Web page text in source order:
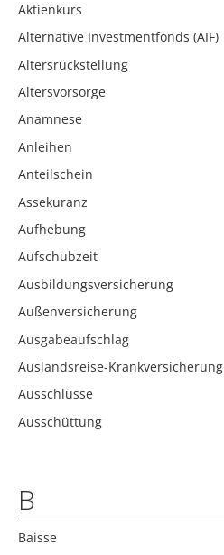
Aktienkurs
Alternative Investmentfonds (AIF)
Altersrückstellung
Altersvorsorge
Anamnese
Anleihen
Anteilschein
Assekuranz
Aufhebung
Aufschubzeit
Ausbildungsversicherung
Außenversicherung
Ausgabeaufschlag
Auslandsreise-Krankversicherung
Ausschlüsse
Ausschüttung
B
Baisse